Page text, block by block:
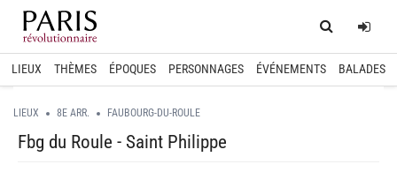
Home
LIEUX THÈMES ÉPOQUES PERSONNAGES ÉVÉNEMENTS BALADES
LIEUX 8E ARR. FAUBOURG-DU-ROULE
Fbg du Roule - Saint Philippe